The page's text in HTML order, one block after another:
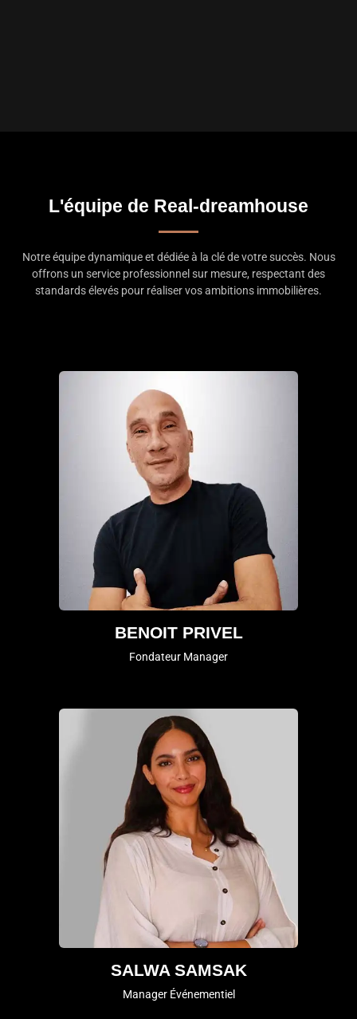
L'équipe de Real-dreamhouse
Notre équipe dynamique et dédiée à la clé de votre succès. Nous
offrons un service professionnel sur mesure, respectant des
standards élevés pour réaliser vos ambitions immobilières.
BENOIT PRIVEL
Fondateur Manager
SALWA SAMSAK
Manager Événementiel